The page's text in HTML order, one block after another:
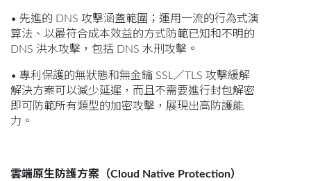
• 先進的 DNS 攻擊涵蓋範圍；運用一流的行為式演
算法、以最符合成本效益的方式防範已知和不明的
DNS 洪水攻擊，包括 DNS 水刑攻擊。
• 專利保護的無狀態和無金鑰 SSL／TLS 攻擊緩解
解決方案可以減少延遲，而且不需要進行封包解密
即可防範所有類型的加密攻擊，展現出高防護能
力。
雲端原生防護方案（Cloud Native Protection）